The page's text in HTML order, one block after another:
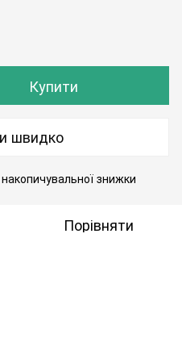
Купити
швидко
знижки
Порівняти